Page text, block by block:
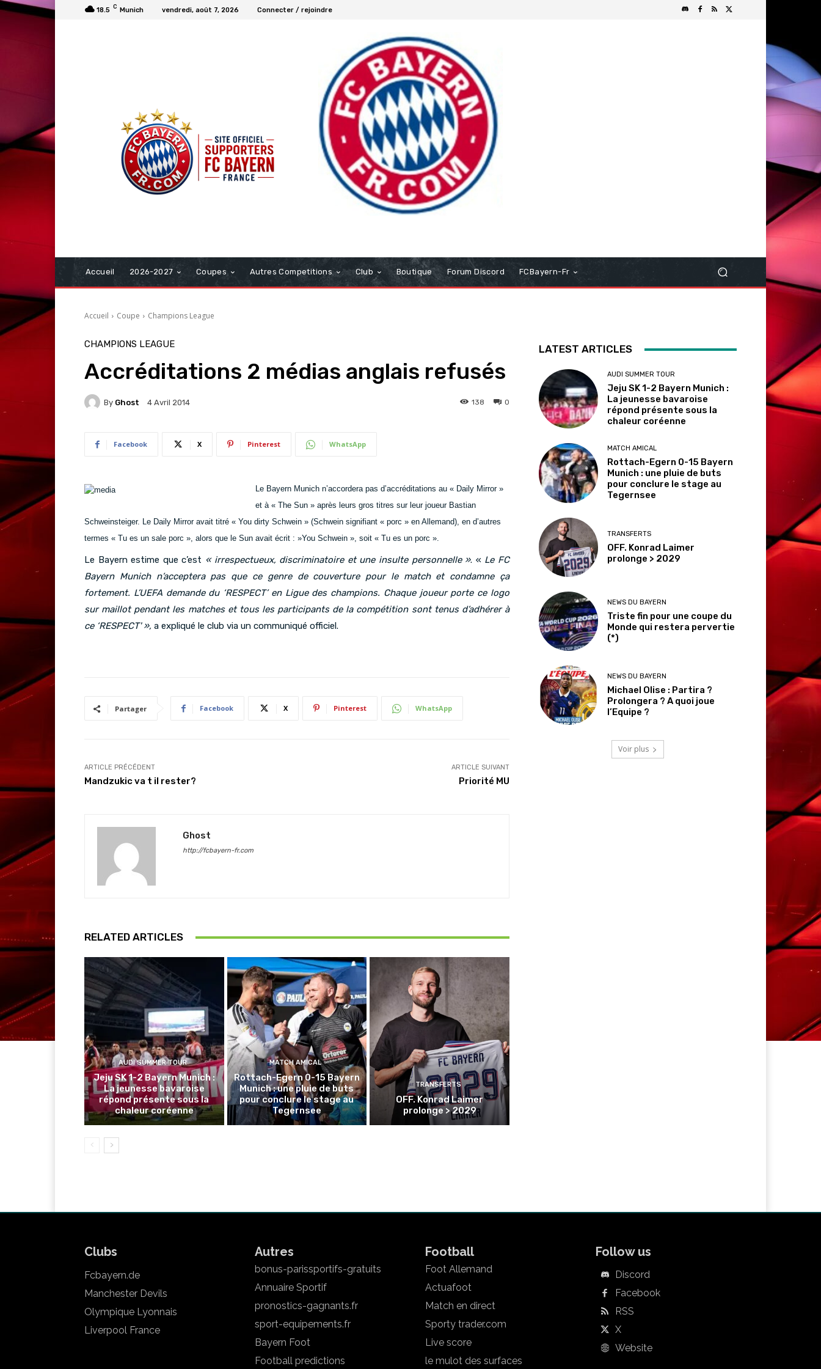
18.5 C Munich vendredi, août 7, 2026 Connecter / rejoindre
Accueil 2026-2027 Coupes Autres Competitions Club Boutique Forum Discord FCBayern-Fr
Accueil Coupe Champions League
CHAMPIONS LEAGUE
Accréditations 2 médias anglais refusés
By Ghost 4 Avril 2014 0
138
Facebook X Pinterest WhatsApp
Le Bayern Munich n’accordera pas d’accréditations au « Daily Mirror »
et à « The Sun » après leurs gros titres sur leur joueur Bastian
Schweinsteiger. Le Daily Mirror avait titré « You dirty Schwein » (Schwein signifiant « porc » en Allemand), en d’autres
termes « Tu es un sale porc », alors que le Sun avait écrit : »You Schwein », soit « Tu es un porc ».
Le Bayern estime que c’est « irrespectueux, discriminatoire et une insulte personnelle ». « Le FC
Bayern Munich n’acceptera pas que ce genre de couverture pour le match et condamne ça
fortement. L’UEFA demande du ‘RESPECT’ en Ligue des champions. Chaque joueur porte ce logo
sur maillot pendant les matches et tous les participants de la compétition sont tenus d’adhérer à
ce ‘RESPECT' », a expliqué le club via un communiqué officiel.
Partager Facebook X Pinterest WhatsApp
ARTICLE PRÉCÉDENT
Mandzukic va t il rester?
ARTICLE SUIVANT
Priorité MU
Ghost
http://fcbayern-fr.com
RELATED ARTICLES
AUDI SUMMER TOUR
Jeju SK 1-2 Bayern Munich :
La jeunesse bavaroise
répond présente sous la
chaleur coréenne
MATCH AMICAL
Rottach-Egern 0-15 Bayern
Munich : une pluie de buts
pour conclure le stage au
Tegernsee
TRANSFERTS
OFF. Konrad Laimer
prolonge > 2029
LATEST ARTICLES
AUDI SUMMER TOUR
Jeju SK 1-2 Bayern Munich :
La jeunesse bavaroise
répond présente sous la
chaleur coréenne
MATCH AMICAL
Rottach-Egern 0-15 Bayern
Munich : une pluie de buts
pour conclure le stage au
Tegernsee
TRANSFERTS
OFF. Konrad Laimer
prolonge > 2029
NEWS DU BAYERN
Triste fin pour une coupe du
Monde qui restera pervertie
(*)
NEWS DU BAYERN
Michael Olise : Partira ?
Prolongera ? A quoi joue
l’Equipe ?
Voir plus
Clubs
Fcbayern.de
Manchester Devils
Olympique Lyonnais
Liverpool France
Autres
bonus-parissportifs-gratuits
Annuaire Sportif
pronostics-gagnants.fr
sport-equipements.fr
Bayern Foot
Football predictions
Football
Foot Allemand
Actuafoot
Match en direct
Sporty trader.com
Live score
le mulot des surfaces
Follow us
Discord
Facebook
RSS
X
Website